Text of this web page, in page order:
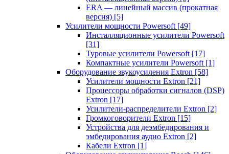
ERA — линейный массив (прокатная
версия) [5]
Усилители мощности Powersoft [49]
Инсталляционные усилители Powersoft
[31]
Туровые усилители Powersoft [17]
Компактные усилители Powersoft [1]
Оборудование звукоусиления Extron [58]
Усилители мощности Extron [21]
Процессоры обработки сигналов (DSP)
Extron [17]
Усилители-распределители Extron [2]
Громкоговорители Extron [15]
Устройства для деэмбедирования и
эмбедирования аудио Extron [2]
Кабели Extron [1]